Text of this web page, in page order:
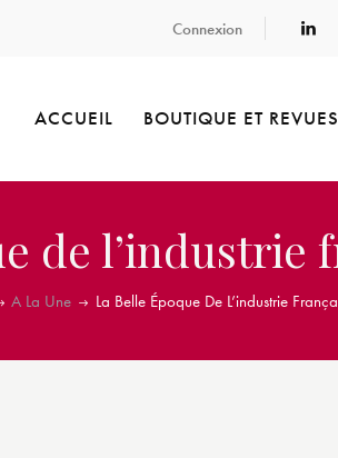
Connexion
ACCUEIL BOUTIQUE ET REVUES
de l’industrie
A La Une La Belle Époque De L’industrie